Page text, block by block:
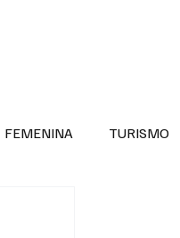
FEMENINA TURISMO